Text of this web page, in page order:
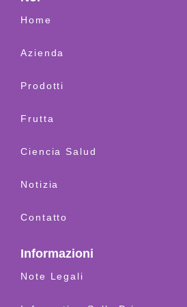
Home
Azienda
Prodotti
Frutta
Ciencia Salud
Notizia
Contatto
Informazioni
Note Legali